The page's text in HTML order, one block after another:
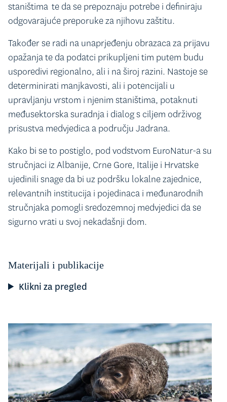
staništima te da se prepoznaju potrebe i definiraju
odgovarajuće preporuke za njihovu zaštitu.
Također se radi na unaprjeđenju obrazaca za prijavu
opažanja te da podatci prikupljeni tim putem budu
usporedivi regionalno, ali i na široj razini. Nastoje se
determinirati manjkavosti, ali i potencijali u
upravljanju vrstom i njenim staništima, potaknuti
međusektorska suradnja i dialog s ciljem održivog
prisustva medvjedica a području Jadrana.
Kako bi se to postiglo, pod vodstvom EuroNatur-a su
stručnjaci iz Albanije, Crne Gore, Italije i Hrvatske
ujedinili snage da bi uz podršku lokalne zajednice,
relevantnih institucija i pojedinaca i međunarodnih
stručnjaka pomogli sredozemnoj medvjedici da se
sigurno vrati u svoj nekadašnji dom.
Materijali i publikacije
Klikni za pregled